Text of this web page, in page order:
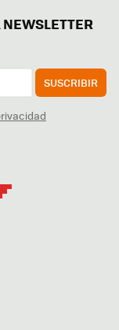
SUSCRIBIR